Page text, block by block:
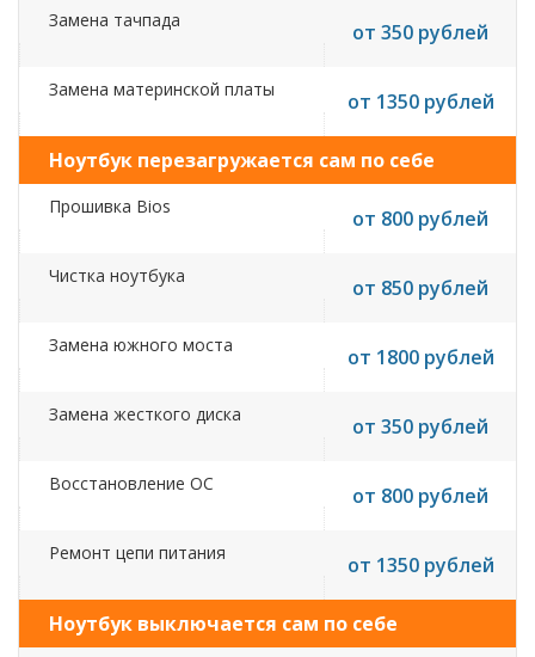
Замена тачпада от 350 рублей
Замена материнской платы от 1350 рублей
Ноутбук перезагружается сам по себе
Прошивка Bios от 800 рублей
Чистка ноутбука от 850 рублей
Замена южного моста от 1800 рублей
Замена жесткого диска от 350 рублей
Восстановление ОС от 800 рублей
Ремонт цепи питания от 1350 рублей
Ноутбук выключается сам по себе